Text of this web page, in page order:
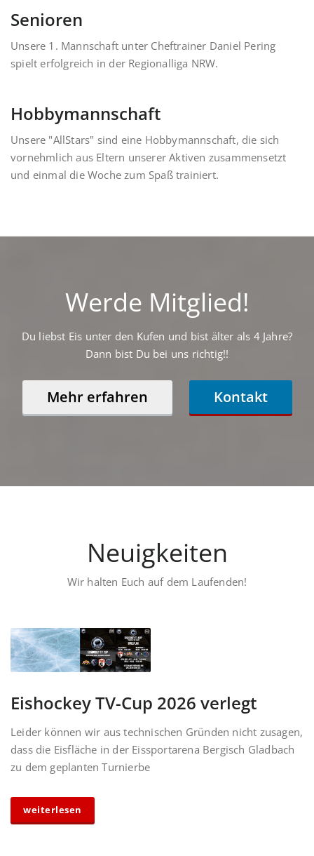
Senioren
Unsere 1. Mannschaft unter Cheftrainer Daniel Pering
spielt erfolgreich in der Regionalliga NRW.
Hobbymannschaft
Unsere "AllStars" sind eine Hobbymannschaft, die sich
vornehmlich aus Eltern unserer Aktiven zusammensetzt
und einmal die Woche zum Spaß trainiert.
Werde Mitglied!
Du liebst Eis unter den Kufen und bist älter als 4 Jahre?
Dann bist Du bei uns richtig!!
Mehr erfahren Kontakt
Neuigkeiten
Wir halten Euch auf dem Laufenden!
Eishockey TV-Cup 2026 verlegt
Leider können wir aus technischen Gründen nicht zusagen,
dass die Eisfläche in der Eissportarena Bergisch Gladbach
zu dem geplanten Turnierbe
weiterlesen